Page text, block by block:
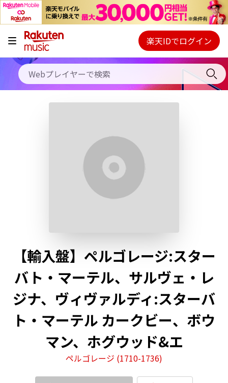
キャンペーン
料金プラン
使い方
Webプレイヤー
ご契約内容の確認・変更
楽天IDでログイン
【輸入盤】ペルゴレージ:スター
バト・マーテル、サルヴェ・レ
ジナ、ヴィヴァルディ:スターバ
ト・マーテル カークビー、ボウ
マン、ホグウッド&エ
ペルゴレージ (1710-1736)